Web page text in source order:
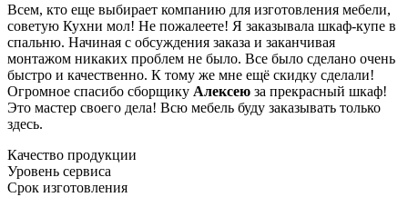
Всем, кто еще выбирает компанию для изготовления мебели,
советую Кухни мол! Не пожалеете! Я заказывала шкаф-купе в
спальню. Начиная с обсуждения заказа и заканчивая
монтажом никаких проблем не было. Все было сделано очень
быстро и качественно. К тому же мне ещё скидку сделали!
Огромное спасибо сборщику Алексею за прекрасный шкаф!
Это мастер своего дела! Всю мебель буду заказывать только
здесь.
Качество продукции
Уровень сервиса
Срок изготовления